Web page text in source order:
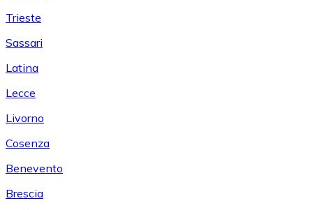
Trieste
Sassari
Latina
Lecce
Livorno
Cosenza
Benevento
Brescia